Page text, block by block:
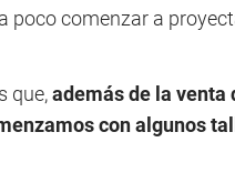
poco comenzar a
que,además de la venta
con algunos